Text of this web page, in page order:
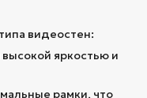
видеостен:
яркостью и
рамки, что